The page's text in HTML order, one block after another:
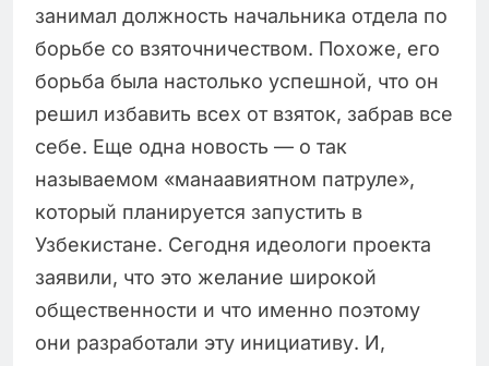
занимал должность начальника отдела по
борьбе со взяточничеством. Похоже, его
борьба была настолько успешной, что он
решил избавить всех от взяток, забрав все
себе. Еще одна новость — о так
называемом «манаавиятном патруле»,
который планируется запустить в
Узбекистане. Сегодня идеологи проекта
заявили, что это желание широкой
общественности и что именно поэтому
они разработали эту инициативу. И,